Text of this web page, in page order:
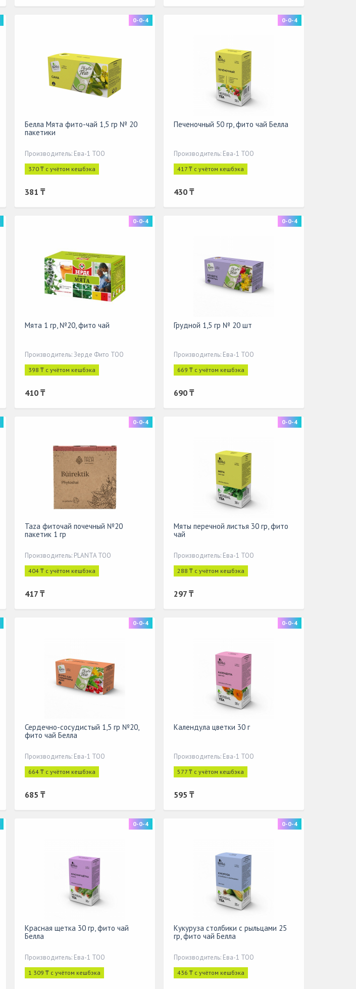
0-0-4
Белла Мята фито-чай 1,5 гр № 20
пакетики
Производитель: Ева-1 ТОО
370 ₸ с учётом кешбэка
381 ₸
0-0-4
Печеночный 50 гр, фито чай Белла
Производитель: Ева-1 ТОО
417 ₸ с учётом кешбэка
430 ₸
0-0-4
Мята 1 гр, №20, фито чай
Производитель: Зерде Фито ТОО
398 ₸ с учётом кешбэка
410 ₸
0-0-4
Грудной 1,5 гр № 20 шт
Производитель: Ева-1 ТОО
669 ₸ с учётом кешбэка
690 ₸
0-0-4
Taza фиточай почечный №20
пакетик 1 гр
Производитель: PLANTA ТОО
404 ₸ с учётом кешбэка
417 ₸
0-0-4
Мяты перечной листья 30 гр, фито
чай
Производитель: Ева-1 ТОО
288 ₸ с учётом кешбэка
297 ₸
0-0-4
Сердечно-сосудистый 1,5 гр №20,
фито чай Белла
Производитель: Ева-1 ТОО
664 ₸ с учётом кешбэка
685 ₸
0-0-4
Календула цветки 30 г
Производитель: Ева-1 ТОО
577 ₸ с учётом кешбэка
595 ₸
0-0-4
Красная щетка 30 гр, фито чай
Белла
Производитель: Ева-1 ТОО
1 309 ₸ с учётом кешбэка
0-0-4
Кукуруза столбики с рыльцами 25
гр, фито чай Белла
Производитель: Ева-1 ТОО
436 ₸ с учётом кешбэка